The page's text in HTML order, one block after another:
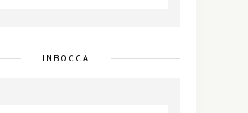
INBOCCA